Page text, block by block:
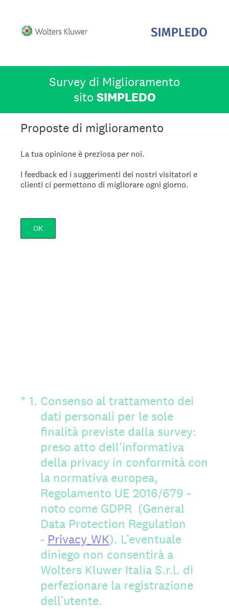
Survey di Miglioramento
sito SIMPLEDO
Proposte di miglioramento
La tua opinione è preziosa per noi.
I feedback ed i suggerimenti dei nostri visitatori e
clienti ci permettono di migliorare ogni giorno.
OK
* 1. Consenso al trattamento dei
dati personali per le sole
finalità previste dalla survey:
preso atto dell'informativa
della privacy in conformità con
la normativa europea,
Regolamento UE 2016/679 -
noto come GDPR (General
Data Protection Regulation
- Privacy_WK). L’eventuale
diniego non consentirà a
Wolters Kluwer Italia S.r.l. di
perfezionare la registrazione
dell’utente.
(Obbligatorio)